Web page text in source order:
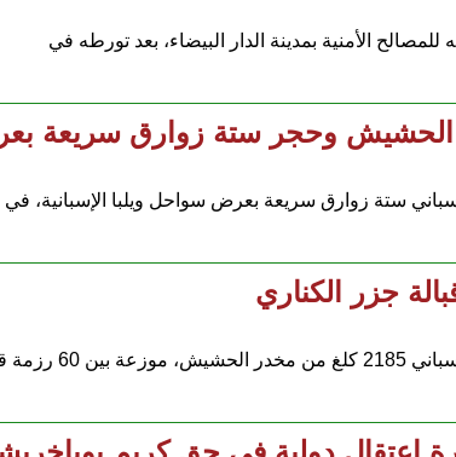
الأمنية بمدينة الدار البيضاء، بعد تورطه في
ستة زوارق سريعة بعرض سواحل ويلبا الإسبانية،
السواحل